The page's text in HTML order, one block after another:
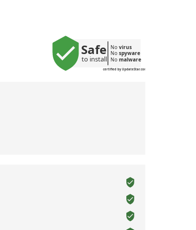
certified by UpdateStar.com
Safe
to install
No virus
No spyware
No malware